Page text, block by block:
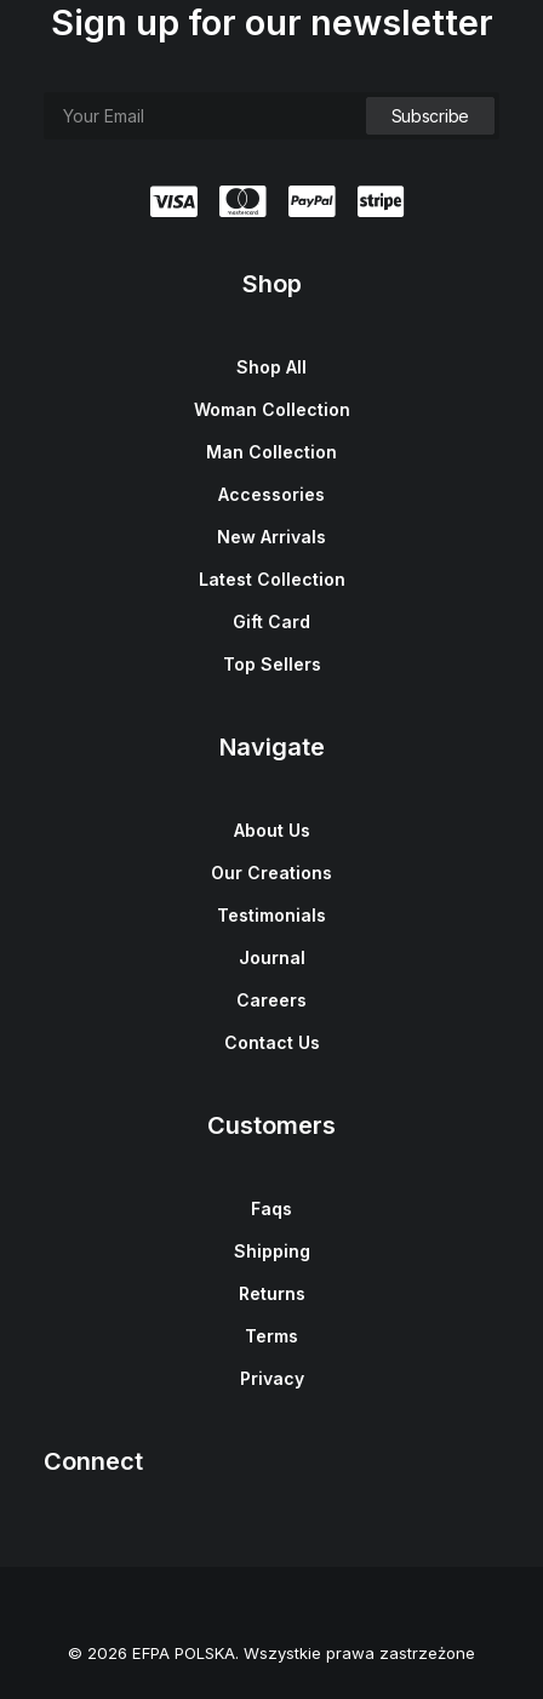
Sign up for our newsletter
Shop
Shop All
Woman Collection
Man Collection
Accessories
New Arrivals
Latest Collection
Gift Card
Top Sellers
Navigate
About Us
Our Creations
Testimonials
Journal
Careers
Contact Us
Customers
Faqs
Shipping
Returns
Terms
Privacy
Connect
© 2026 EFPA POLSKA. Wszystkie prawa zastrzeżone